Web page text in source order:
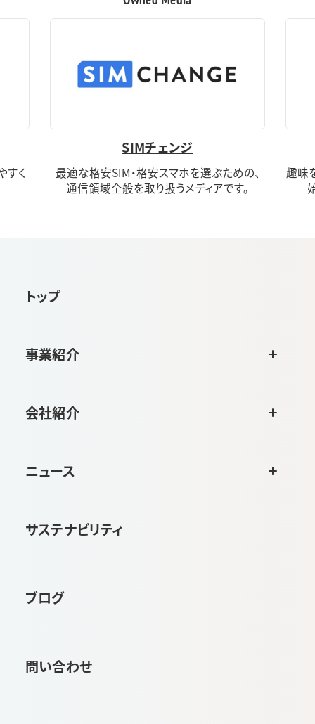
すく
SIMチェンジ
最適な格安SIM・格安スマホを選ぶための、
通信領域全般を取り扱うメディアです。
趣味
トップ
事業紹介
会社紹介
ニュース
サステナビリティ
ブログ
問い合わせ